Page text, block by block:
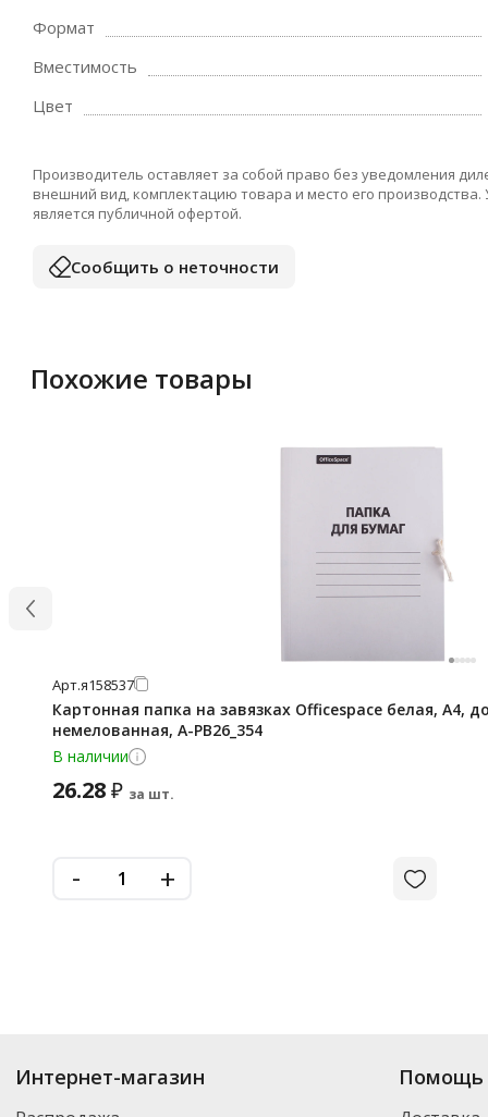
Формат
Вместимость
Цвет
Производитель оставляет за собой право без уведомления
внешний вид, комплектацию товара и место его
является публичной офертой.
Сообщить о неточности
Похожие товары
Арт.я158537
Картонная папка на завязках Officespace белая, А4,
немелованная, A-PB26_354
В наличии
26.28₽ за шт.
- +
Интернет-магазин Помощь